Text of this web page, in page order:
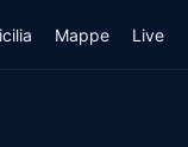
Mappe Live